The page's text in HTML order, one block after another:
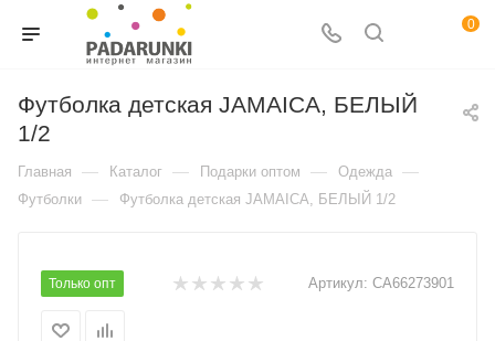
0
Футболка детская JAMAICA, БЕЛЫЙ
1/2
Главная — Каталог — Подарки оптом — Одежда —
Футболки — Футболка детская JAMAICA, БЕЛЫЙ 1/2
Только опт Артикул: CA66273901